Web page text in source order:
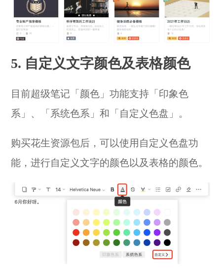
5. 自定义文字颜色及表格颜色
目前超级笔记「颜色」功能支持「印象色
系」、「系统色系」和「自定义色盘」。
购买花生资源包后，可以使用自定义色盘功
能，进行自定义文字的颜色以及表格的颜色。